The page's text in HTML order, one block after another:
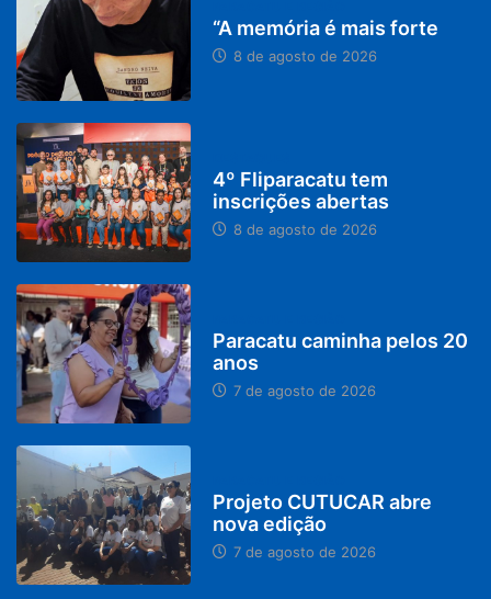
“A memória é mais forte
8 de agosto de 2026
4º Fliparacatu tem
inscrições abertas
8 de agosto de 2026
Paracatu caminha pelos 20
anos
7 de agosto de 2026
Projeto CUTUCAR abre
nova edição
7 de agosto de 2026